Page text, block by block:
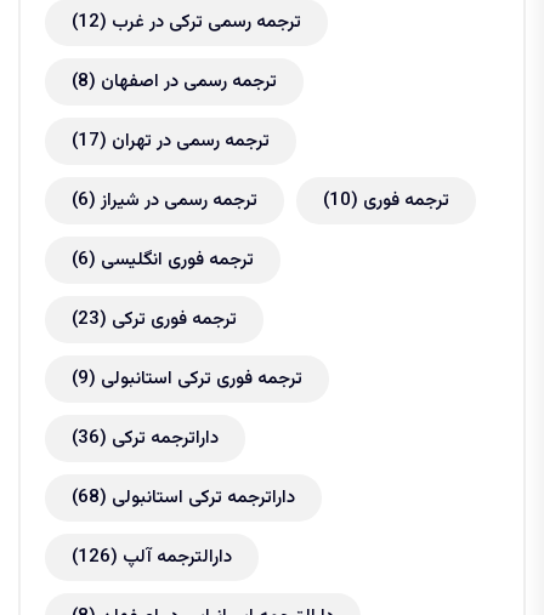
ترجمه رسمی ترکی در غرب (12)
ترجمه رسمی در اصفهان (8)
ترجمه رسمی در تهران (17)
ترجمه رسمی در شیراز(6) ترجمه فوری (10)
ترجمه فوری انگلیسی (6)
ترجمه فوری ترکی (23)
ترجمه فوری ترکی استانبولی (9)
داراترجمه ترکی (36)
داراترجمه ترکی استانبولی (68)
دارالترجمه آلپ (126)